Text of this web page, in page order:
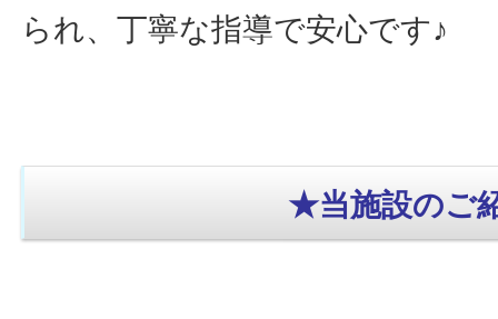
られ、丁寧な指導で安心です♪
★当施設のご